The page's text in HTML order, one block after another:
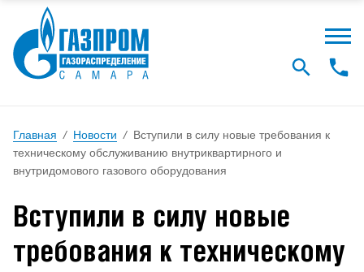
Главная / Новости / Вступили в силу новые требования к
техническому обслуживанию внутриквартирного и
внутридомового газового оборудования
Вступили в силу новые
требования к техническому